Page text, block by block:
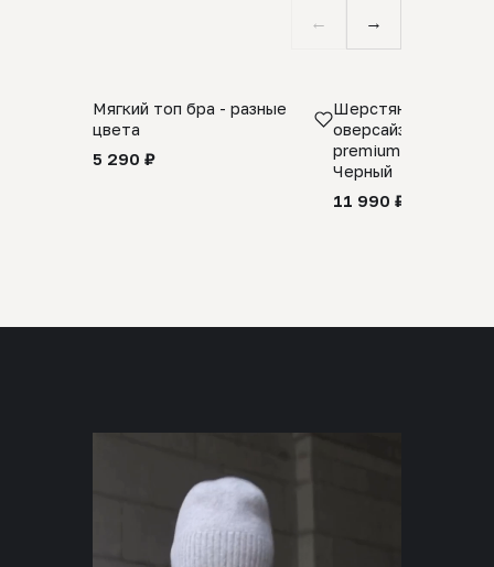
← →
Мягкий топ бра - разные
цвета
5 290 ₽
Шерстяной свитер
оверсайз 100%
premium merino
Черный
11 990 ₽